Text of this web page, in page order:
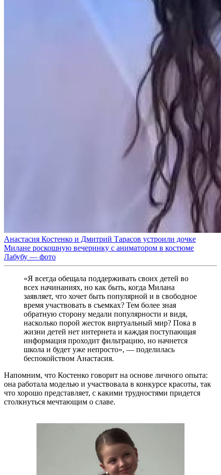
Анастасия Костенко и Дмитрий Тарасов устроили дочке
Милане роскошную вечеринку с аниматором в костюме
Лабубу — фото
«Я всегда обещала поддерживать своих детей во
всех начинаниях, но как быть, когда Милана
заявляет, что хочет быть популярной и в свободное
время участвовать в съемках? Тем более зная
обратную сторону медали популярности и видя,
насколько порой жесток виртуальный мир? Пока в
жизни детей нет интернета и каждая поступающая
информация проходит фильтрацию, но начнется
школа и будет уже непросто», — поделилась
беспокойством Анастасия.
Напомним, что Костенко говорит на основе личного опыта:
она работала моделью и участвовала в конкурсе красоты, так
что хорошо представляет, с какими трудностями придется
столкнуться мечтающим о славе.